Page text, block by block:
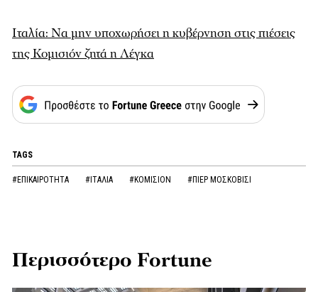
Ιταλία: Να μην υποχωρήσει η κυβέρνηση στις πιέσεις
της Κομισιόν ζητά η Λέγκα
TAGS
#ΕΠΙΚΑΙΡΟΤΗΤΑ #ΙΤΑΛΙΑ #ΚΟΜΙΣΙΟΝ #ΠΙΕΡ ΜΟΣΚΟΒΙΣΙ
Περισσότερο Fortune